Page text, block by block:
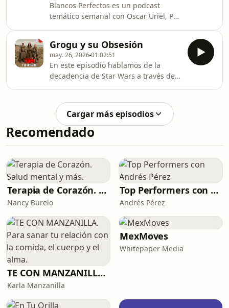
de ser mero entretenimiento para
convertirse en un Blanco Perfecto de
la historia del cine.Síguenos en todas
las redes como Blancos Perfectos
Podcas
Blancos Perfectos es un podcast
temático semanal con Oscar Uriel, Peli
icónicas, con la misión de descubrir, a
partir de debates encarnizados, qué
es lo que hace que una película deje
de ser mero entretenimiento para
convertirse en un Blanco Perfecto de
la historia del cine.Síguenos en todas
las redes como Blancos Perfectos
Podcas
Grogu y su Obsesión
may. 26, 202601:02:51
En este episodio hablamos de la
decadencia de Star Wars a través de
cine de horror parece estar
conectando más profundamente con
las emociones contemporáneas que
muchos dramas tradicionales.
la obsesión cultural con la perfección
física podrían estar afectando la
capacidad expresiva de los actore
Cargar más episodios
Recomendado
Terapia de Corazón. Salud mental y más.
Nancy Burelo
Top Performers con Andrés Pérez
Andrés Pérez
TE CON MANZANILLA. Para sanar tu relación con la comida, el cuerpo y el alma.
Karla Manzanilla
MexMoves
Whitepaper Media